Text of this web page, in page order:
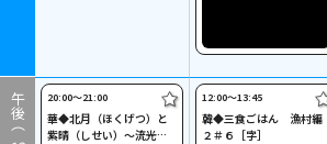
午後（ 20:00〜21:00
華◆北月（ほくげつ）と
紫晴（しせい）～流光に
12:00〜13:45
韓◆三食ごはん 漁村編
２＃６［字］